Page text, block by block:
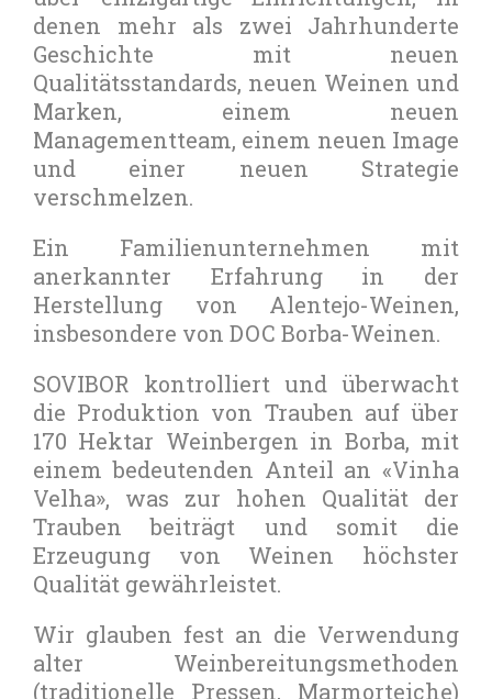
denen mehr als zwei Jahrhunderte
Geschichte mit neuen
Qualitätsstandards, neuen Weinen und
Marken, einem neuen
Managementteam, einem neuen Image
und einer neuen Strategie
verschmelzen.
Ein Familienunternehmen mit
anerkannter Erfahrung in der
Herstellung von Alentejo-Weinen,
insbesondere von DOC Borba-Weinen.
SOVIBOR kontrolliert und überwacht
die Produktion von Trauben auf über
170 Hektar Weinbergen in Borba, mit
einem bedeutenden Anteil an «Vinha
Velha», was zur hohen Qualität der
Trauben beiträgt und somit die
Erzeugung von Weinen höchster
Qualität gewährleistet.
Wir glauben fest an die Verwendung
alter Weinbereitungsmethoden
(traditionelle Pressen, Marmorteiche)